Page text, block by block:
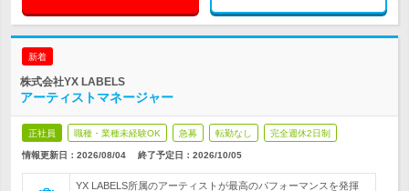
新着
株式会社YX LABELS
アーティストマネージャー
正社員 職種・業種未経験OK 急募 転勤なし 完全週休2日制
情報更新日：2026/08/04 終了予定日： 2026/10/05
YX LABELS所属のアーティストが最高のパフォーマンスを発揮